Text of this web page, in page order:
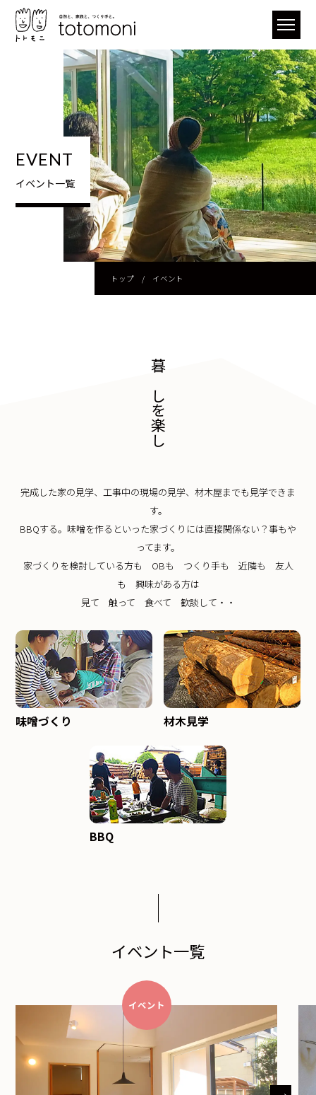
EVENT
イベント一覧
トップ/ イベント
暮らしを楽しむ
完成した家の見学、工事中の現場の見学、材木屋までも見学できま
す。
BBQする。味噌を作るといった家づくりには直接関係ない？事もや
ってます。
家づくりを検討している方も OBも つくり手も 近隣も 友人
も 興味がある方は
見て 触って 食べて 歓談して・・
味噌づくり 材木見学
BBQ
イベント一覧
イベント